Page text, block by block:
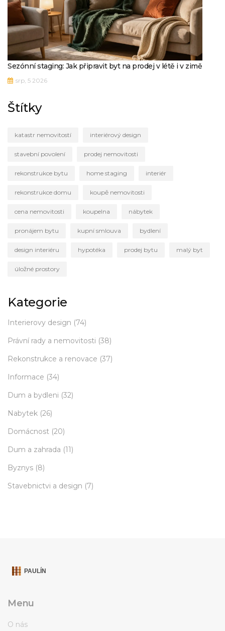
Sezónní staging: Jak připravit byt na prodej v létě i v zimě
srp, 5 2026
Štítky
katastr nemovitostí interiérový design
stavební povolení prodej nemovitosti
rekonstrukce bytu home staging interiér
rekonstrukce domu koupě nemovitosti
cena nemovitosti koupelna nábytek
pronájem bytu kupní smlouva bydlení
design interiéru hypotéka prodej bytu malý byt
úložné prostory
Kategorie
Interierovy design (74)
Právní rady a nemovitosti (38)
Rekonstrukce a renovace (37)
Informace (34)
Dum a bydleni (32)
Nabytek (26)
Domácnost (20)
Dum a zahrada (11)
Byznys (8)
Stavebnictvi a design (7)
Menu
O nás